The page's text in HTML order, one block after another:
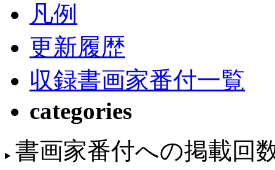
凡例
更新履歴
収録書画家番付一覧
categories
書画家番付への掲載回